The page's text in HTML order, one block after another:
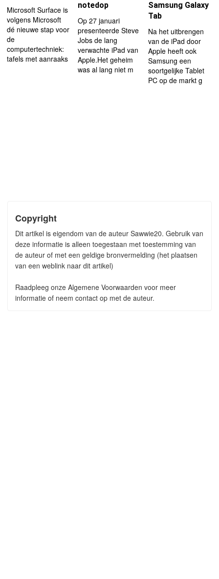
Microsoft Surface is
volgens Microsoft
dé nieuwe stap voor
de
computertechniek:
tafels met aanraaks
notedop
Op 27 januari
presenteerde Steve
Jobs de lang
verwachte iPad van
Apple.Het geheim
was al lang niet m
Samsung Galaxy
Tab
Na het uitbrengen
van de iPad door
Apple heeft ook
Samsung een
soortgelijke Tablet
PC op de markt g
Copyright
Dit artikel is eigendom van de auteur Sawwie20. Gebruik van
deze informatie is alleen toegestaan met toestemming van
de auteur of met een geldige bronvermelding (het plaatsen
van een weblink naar dit artikel)
Raadpleeg onze Algemene Voorwaarden voor meer
informatie of neem contact op met de auteur.